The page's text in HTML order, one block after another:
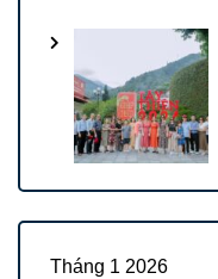
Tháng 1 2026